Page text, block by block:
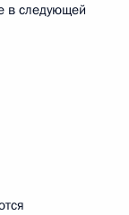
в следующей